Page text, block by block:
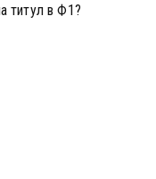
титул в Ф1?